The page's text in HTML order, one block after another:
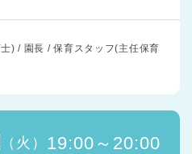
) / 園長 / 保育スタッフ(主任保育
（火） 19:00～20:00